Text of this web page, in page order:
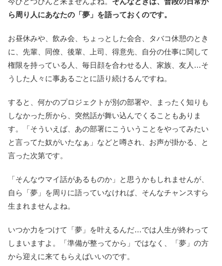
ら周り人にあなたの「夢」を語っておくのです。
お昼休みや、飲み会、ちょっとした会合、タバコ休憩のとき
に、先輩、同僚、後輩、上司、得意先、自分の仕事に関して
権限を持っている人、毎日顔を合わせる人、家族、友人…そ
うした人々に事あるごとに語り続けるんですね。
すると、何かのプロジェクトが別の部署や、まったく知りも
しなかった所から、突然話が舞い込んでくることもありま
す。「そういえば、あの部署にこういうことをやってみたい
と言ってた奴がいたなぁ」などと噂され、お声が掛かる、と
言った次第です。
「そんなウマイ話があるものか」と思うかもしれませんが、
自ら「夢」を周りに語っていなければ、そんなチャンスすら
生まれませんよね。
いつか力をつけて「夢」を叶えるんだ…では人生が終わって
しまいますよ。「準備が整ってから」ではなく、「夢」の方
から迎えに来てもらえばいいのです。